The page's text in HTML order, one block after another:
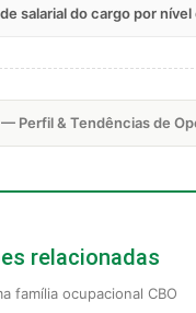
salarial do cargo por
Perfil & Tendências de
relacionadas
família ocupacional CBO